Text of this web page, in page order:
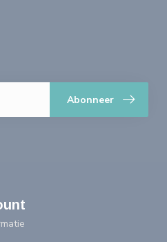
Abonneer